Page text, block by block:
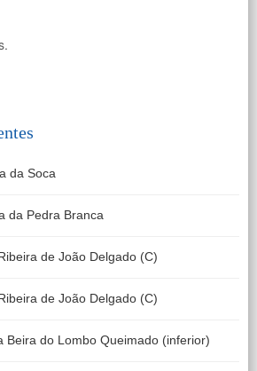
da Soca
da Pedra Branca
de João Delgado (C)
de João Delgado (C)
Beira do Lombo Queimado (inferior)